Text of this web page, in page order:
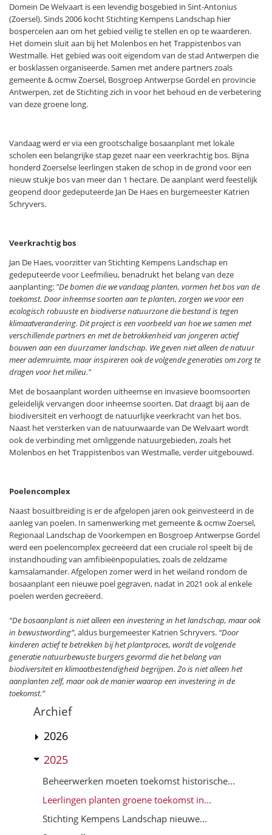
Domein De Welvaart is een levendig bosgebied in Sint-Antonius
(Zoersel). Sinds 2006 kocht Stichting Kempens Landschap hier
bospercelen aan om het gebied veilig te stellen en op te waarderen.
Het domein sluit aan bij het Molenbos en het Trappistenbos van
Westmalle. Het gebied was ooit eigendom van de stad Antwerpen die
er bosklassen organiseerde. Samen met andere partners zoals
gemeente & ocmw Zoersel, Bosgroep Antwerpse Gordel en provincie
Antwerpen, zet de Stichting zich in voor het behoud en de verbetering
van deze groene long.
Vandaag werd er via een grootschalige bosaanplant met lokale
scholen een belangrijke stap gezet naar een veerkrachtig bos. Bijna
honderd Zoerselse leerlingen staken de schop in de grond voor een
nieuw stukje bos van meer dan 1 hectare. De aanplant werd feestelijk
geopend door gedeputeerde Jan De Haes en burgemeester Katrien
Schryvers.
Veerkrachtig bos
Jan De Haes, voorzitter van Stichting Kempens Landschap en
gedeputeerde voor Leefmilieu, benadrukt het belang van deze
aanplanting: "De bomen die we vandaag planten, vormen het bos van de
toekomst. Door inheemse soorten aan te planten, zorgen we voor een
ecologisch robuuste en biodiverse natuurzone die bestand is tegen
klimaatverandering. Dit project is een voorbeeld van hoe we samen met
verschillende partners en met de betrokkenheid van jongeren actief
bouwen aan een duurzamer landschap. We geven niet alleen de natuur
meer ademruimte, maar inspireren ook de volgende generaties om zorg te
dragen voor het milieu."
Met de bosaanplant worden uitheemse en invasieve boomsoorten
geleidelijk vervangen door inheemse soorten. Dat draagt bij aan de
biodiversiteit en verhoogt de natuurlijke veerkracht van het bos.
Naast het versterken van de natuurwaarde van De Welvaart wordt
ook de verbinding met omliggende natuurgebieden, zoals het
Molenbos en het Trappistenbos van Westmalle, verder uitgebouwd.
Poelencomplex
Naast bosuitbreiding is er de afgelopen jaren ook geïnvesteerd in de
aanleg van poelen. In samenwerking met gemeente & ocmw Zoersel,
Regionaal Landschap de Voorkempen en Bosgroep Antwerpse Gordel
werd een poelencomplex gecreëerd dat een cruciale rol speelt bij de
instandhouding van amfibieënpopulaties, zoals de zeldzame
kamsalamander. Afgelopen zomer werd in het weiland rondom de
bosaanplant een nieuwe poel gegraven, nadat in 2021 ook al enkele
poelen werden gecreëerd.
“De bosaanplant is niet alleen een investering in het landschap, maar ook
in bewustwording”, aldus burgemeester Katrien Schryvers. “Door
kinderen actief te betrekken bij het plantproces, wordt de volgende
generatie natuurbewuste burgers gevormd die het belang van
biodiversiteit en klimaatbestendigheid begrijpen. Zo is niet alleen het
aanplanten zelf, maar ook de manier waarop een investering in de
toekomst.”
Archief
2026
2025
Beheerwerken moeten toekomst historische...
Leerlingen planten groene toekomst in...
Stichting Kempens Landschap nieuwe...